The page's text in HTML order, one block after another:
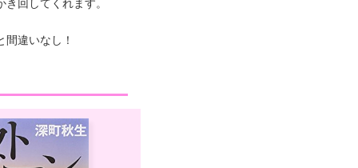
回してくれます。
違いなし！